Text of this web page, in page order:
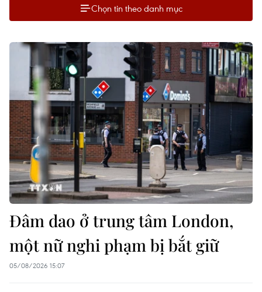
Chọn tin theo danh mục
Đâm dao ở trung tâm London,
một nữ nghi phạm bị bắt giữ
05/08/2026 15:07